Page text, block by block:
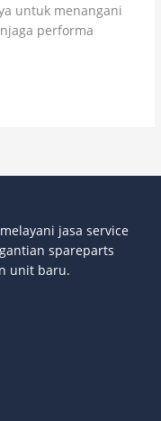
untuk menangani
performa
jasa service
spareparts
unit baru.